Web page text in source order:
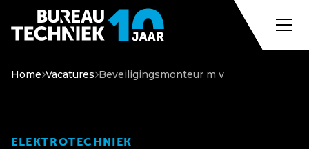
Home Vacatures Beveiligingsmonteur m v
ELEKTROTECHNIEK